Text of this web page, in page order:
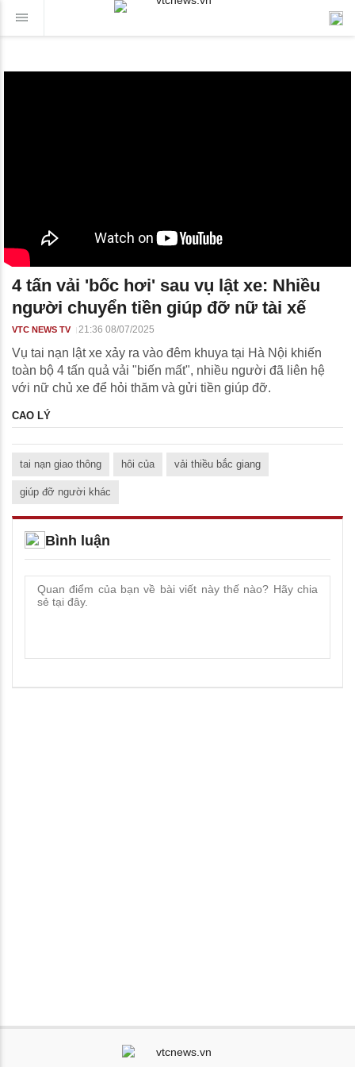
4 tấn vải 'bốc hơi' sau vụ lật xe: Nhiều
người chuyển tiền giúp đỡ nữ tài xế
VTC NEWS TV 21:36 08/07/2025
Vụ tai nạn lật xe xảy ra vào đêm khuya tại Hà Nội khiến
toàn bộ 4 tấn quả vải "biến mất", nhiều người đã liên hệ
với nữ chủ xe để hỏi thăm và gửi tiền giúp đỡ.
CAO LÝ
tai nạn giao thông hôi của vải thiều bắc giang
giúp đỡ người khác
Bình luận